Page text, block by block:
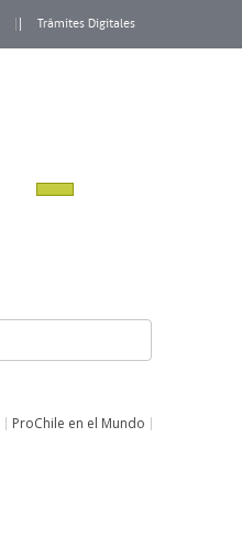
Trámites Digitales
ProChile en el Mundo